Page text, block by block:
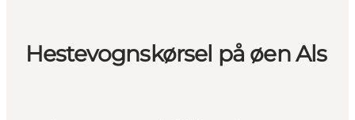
Overnatning
Hestevognskørsel på øen Als